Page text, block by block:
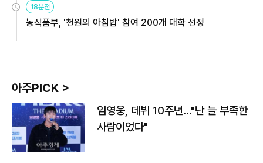
18분전
농식품부, '천원의 아침밥' 참여 200개 대학 선정
아주PICK >
임영웅, 데뷔 10주년…"난 늘 부족한
사람이었다"